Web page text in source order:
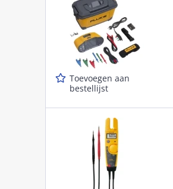
Toevoegen aan
bestellijst